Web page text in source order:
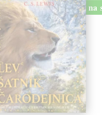
na